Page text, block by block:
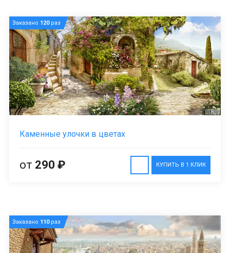
Заказано 120раз
Каменные улочки в цветах
КУПИТЬ В 1 КЛИК
от 290 ₽
Заказано 110раз